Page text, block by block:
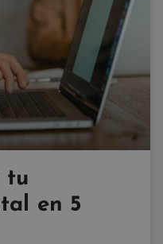
tu
en 5